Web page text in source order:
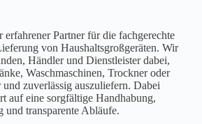
Partner für die fachgerechte
von Haushaltsgroßgeräten. Wir
Händler und Dienstleister dabei,
Waschmaschinen, Trockner oder
zuverlässig auszuliefern. Dabei
auf eine sorgfältige Handhabung,
und transparente Abläufe.